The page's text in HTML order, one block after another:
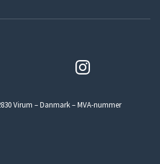
Virum – Danmark – MVA-nummer